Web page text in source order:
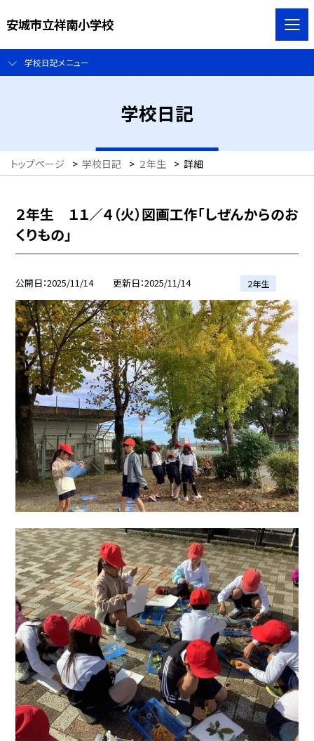
安城市立祥南小学校
学校日記メニュー
学校日記
トップページ > 学校日記 > ２年生 > 詳細
２年生 １１／４（火）図画工作「しぜんからのお
くりもの」
公開日 2025/11/14 更新日 2025/11/14 ２年生